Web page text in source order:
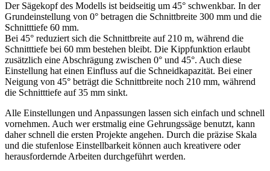
Der Sägekopf des Modells ist beidseitig um 45° schwenkbar. In der
Grundeinstellung von 0° betragen die Schnittbreite 300 mm und die
Schnitttiefe 60 mm.
Bei 45° reduziert sich die Schnittbreite auf 210 m, während die
Schnitttiefe bei 60 mm bestehen bleibt. Die Kippfunktion erlaubt
zusätzlich eine Abschrägung zwischen 0° und 45°. Auch diese
Einstellung hat einen Einfluss auf die Schneidkapazität. Bei einer
Neigung von 45° beträgt die Schnittbreite noch 210 mm, während
die Schnitttiefe auf 35 mm sinkt.
Alle Einstellungen und Anpassungen lassen sich einfach und schnell
vornehmen. Auch wer erstmalig eine Gehrungssäge benutzt, kann
daher schnell die ersten Projekte angehen. Durch die präzise Skala
und die stufenlose Einstellbarkeit können auch kreativere oder
herausfordernde Arbeiten durchgeführt werden.